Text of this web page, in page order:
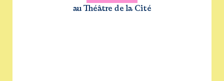
au Théâtre de la Cité